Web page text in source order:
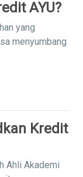
AYU?
yang
menyumbang
Kredit
Ahli Akademi